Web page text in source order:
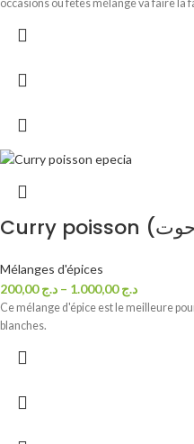
occasions ou fêtes mélange va faire la
Mélanges d'épices
د.ج200,00 – د.ج1.000,00
Ce mélange d'épice est le meilleure
blanches.